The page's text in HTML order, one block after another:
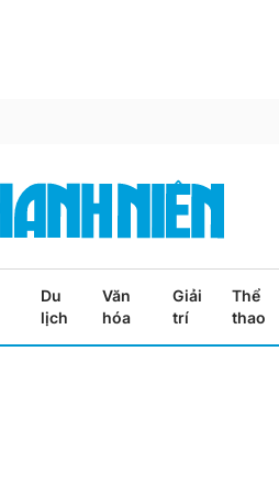
Du
lịch
Văn
hóa
Giải
trí
Thể
thao